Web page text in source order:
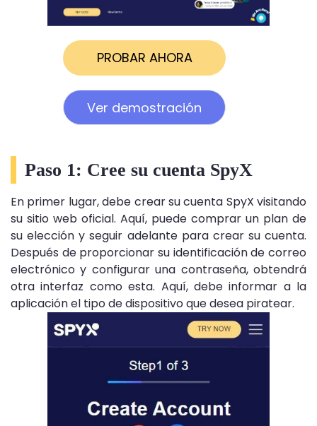
PROBAR AHORA
Ver demostración
Paso 1: Cree su cuenta SpyX
En primer lugar, debe crear su cuenta SpyX visitando
su sitio web oficial. Aquí, puede comprar un plan de
su elección y seguir adelante para crear su cuenta.
Después de proporcionar su identificación de correo
electrónico y configurar una contraseña, obtendrá
otra interfaz como esta. Aquí, debe informar a la
aplicación el tipo de dispositivo que desea piratear.